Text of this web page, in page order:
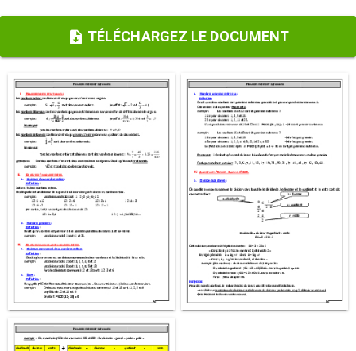
TÉLÉCHARGEZ LE DOCUMENT